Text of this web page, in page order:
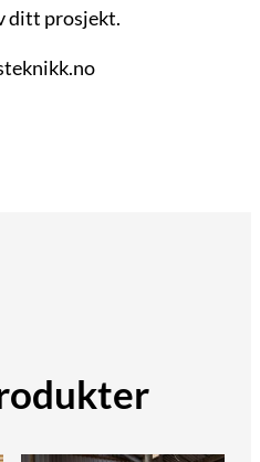
ditt prosjekt.